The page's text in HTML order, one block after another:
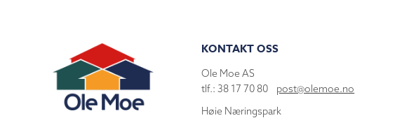
KONTAKT OSS
Ole Moe AS
tlf.: 38 17 70 80 post@olemoe.no
Høie Næringspark